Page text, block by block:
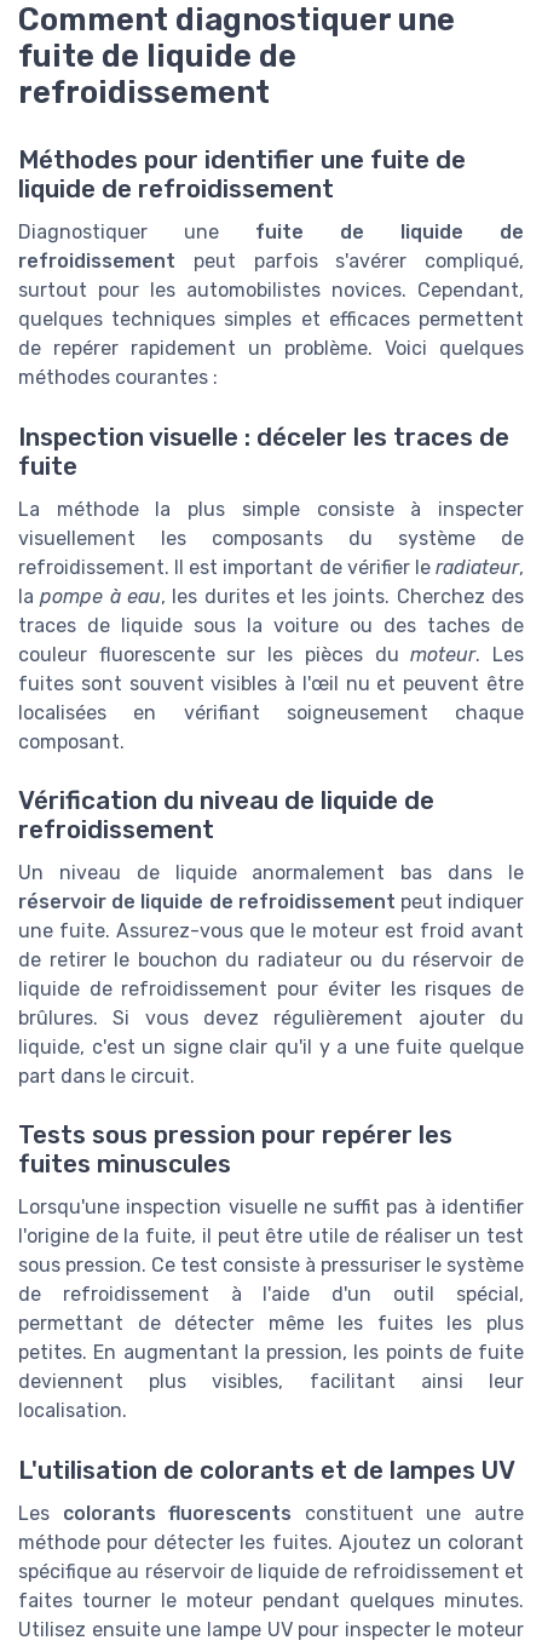
Comment diagnostiquer une
fuite de liquide de
refroidissement
Méthodes pour identifier une fuite de
liquide de refroidissement
Diagnostiquer une fuite de liquide de
refroidissement peut parfois s'avérer compliqué,
surtout pour les automobilistes novices. Cependant,
quelques techniques simples et efficaces permettent
de repérer rapidement un problème. Voici quelques
méthodes courantes :
Inspection visuelle : déceler les traces de
fuite
La méthode la plus simple consiste à inspecter
visuellement les composants du système de
refroidissement. Il est important de vérifier le radiateur,
lapompe à eau, les durites et les joints. Cherchez des
traces de liquide sous la voiture ou des taches de
couleur fluorescente sur les pièces dumoteur. Les
fuites sont souvent visibles à l'œil nu et peuvent être
localisées en vérifiant soigneusement chaque
composant.
Vérification du niveau de liquide de
refroidissement
Un niveau de liquide anormalement bas dans le
réservoir de liquide de refroidissement peut indiquer
une fuite. Assurez-vous que le moteur est froid avant
de retirer le bouchon du radiateur ou du réservoir de
liquide de refroidissement pour éviter les risques de
brûlures. Si vous devez régulièrement ajouter du
liquide, c'est un signe clair qu'il y a une fuite quelque
part dans le circuit.
Tests sous pression pour repérer les
fuites minuscules
Lorsqu'une inspection visuelle ne suffit pas à identifier
l'origine de la fuite, il peut être utile de réaliser un test
sous pression. Ce test consiste à pressuriser le système
de refroidissement à l'aide d'un outil spécial,
permettant de détecter même les fuites les plus
petites. En augmentant la pression, les points de fuite
deviennent plus visibles, facilitant ainsi leur
localisation.
L'utilisation de colorants et de lampes UV
Les colorants fluorescents constituent une autre
méthode pour détecter les fuites. Ajoutez un colorant
spécifique au réservoir de liquide de refroidissement et
faites tourner le moteur pendant quelques minutes.
Utilisez ensuite une lampe UV pour inspecter le moteur